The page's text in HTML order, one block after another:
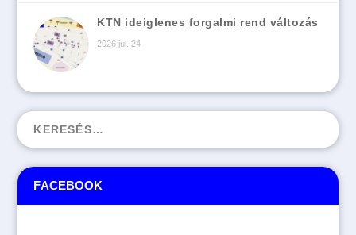
FACEBOOK
KTN ideiglenes forgalmi rend változás
2026 júl. 24